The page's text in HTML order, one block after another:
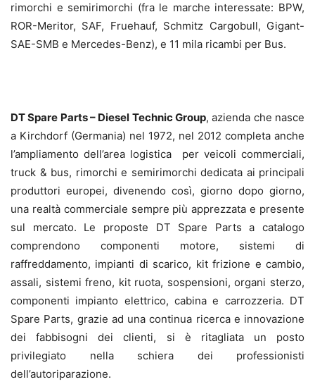
rimorchi e semirimorchi (fra le marche interessate: BPW,
ROR-Meritor, SAF, Fruehauf, Schmitz Cargobull, Gigant-
SAE-SMB e Mercedes-Benz), e 11 mila ricambi per Bus.
DT Spare Parts – Diesel Technic Group, azienda che nasce
a Kirchdorf (Germania) nel 1972, nel 2012 completa anche
l’ampliamento dell’area logistica per veicoli commerciali,
truck & bus, rimorchi e semirimorchi dedicata ai principali
produttori europei, divenendo così, giorno dopo giorno,
una realtà commerciale sempre più apprezzata e presente
sul mercato. Le proposte DT Spare Parts a catalogo
comprendono componenti motore, sistemi di
raffreddamento, impianti di scarico, kit frizione e cambio,
assali, sistemi freno, kit ruota, sospensioni, organi sterzo,
componenti impianto elettrico, cabina e carrozzeria. DT
Spare Parts, grazie ad una continua ricerca e innovazione
dei fabbisogni dei clienti, si è ritagliata un posto
privilegiato nella schiera dei professionisti
dell’autoriparazione.